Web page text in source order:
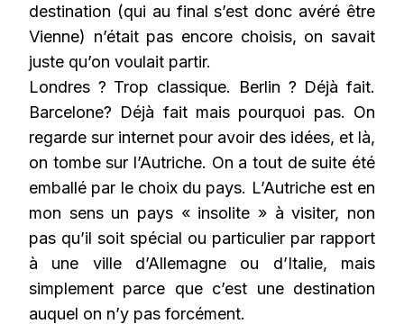
destination (qui au final s’est donc avéré être
Vienne) n’était pas encore choisis, on savait
juste qu’on voulait partir.
Londres ? Trop classique. Berlin ? Déjà fait.
Barcelone? Déjà fait mais pourquoi pas. On
regarde sur internet pour avoir des idées, et là,
on tombe sur l’Autriche. On a tout de suite été
emballé par le choix du pays. L’Autriche est en
mon sens un pays « insolite » à visiter, non
pas qu’il soit spécial ou particulier par rapport
à une ville d’Allemagne ou d’Italie, mais
simplement parce que c’est une destination
auquel on n’y pas forcément.